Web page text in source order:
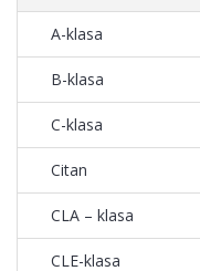
A-klasa
B-klasa
C-klasa
Citan
CLA – klasa
CLE-klasa